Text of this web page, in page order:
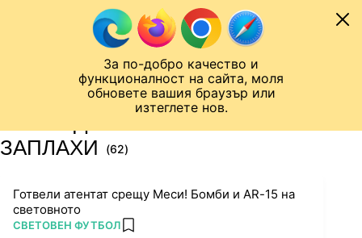
За по-добро качество и
функционалност на сайта, моля
обновете вашия браузър или
изтеглете нов.
Към съдържанието
Лига на Конференциите
ЗАПЛАХИ
(62)
Готвели атентат срещу Меси! Бомби и AR-15 на
световното
ПОВЕЧЕ ОТ
СВЕТОВЕН ФУТБОЛ add favorites